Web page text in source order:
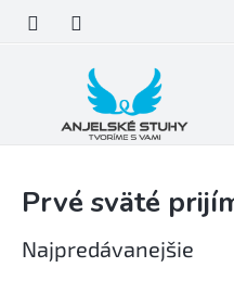
obsah
Prvé sväté
Najpredávanejšie